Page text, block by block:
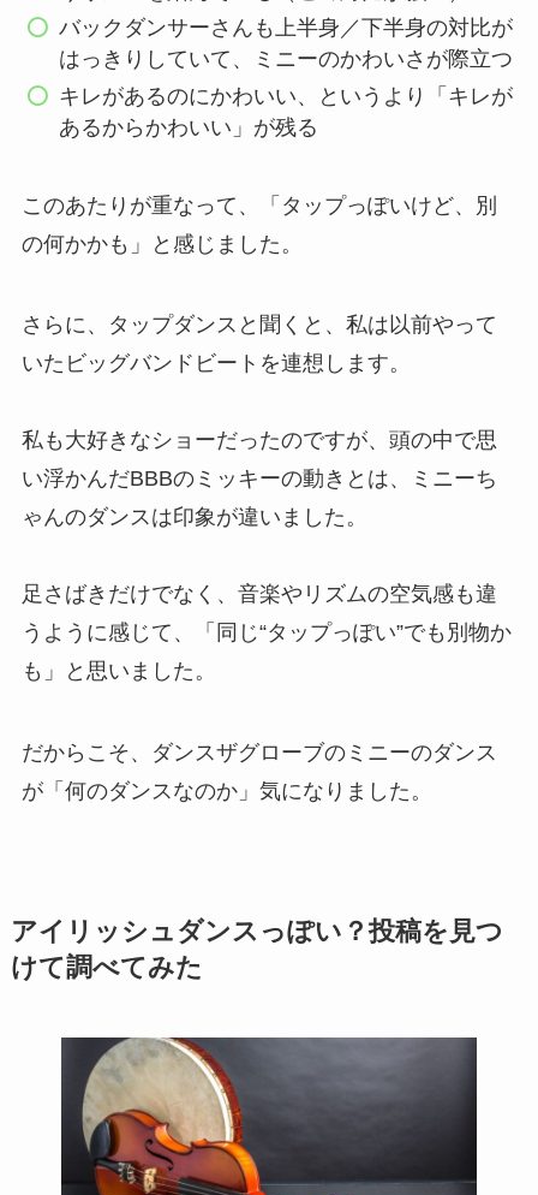
バックダンサーさんも上半身／下半身の対比が
はっきりしていて、ミニーのかわいさが際立つ
キレがあるのにかわいい、というより「キレが
あるからかわいい」が残る
このあたりが重なって、「タップっぽいけど、別
の何かかも」と感じました。
さらに、タップダンスと聞くと、私は以前やって
いたビッグバンドビートを連想します。
私も大好きなショーだったのですが、頭の中で思
い浮かんだBBBのミッキーの動きとは、ミニーち
ゃんのダンスは印象が違いました。
足さばきだけでなく、音楽やリズムの空気感も違
うように感じて、「同じ“タップっぽい”でも別物か
も」と思いました。
だからこそ、ダンスザグローブのミニーのダンス
が「何のダンスなのか」気になりました。
アイリッシュダンスっぽい？投稿を見つ
けて調べてみた